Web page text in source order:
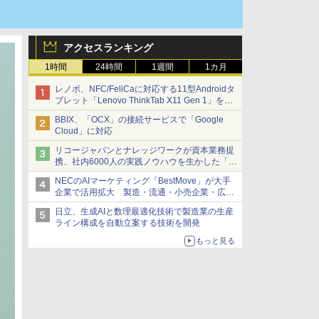
アクセスランキング
1時間 24時間 1週間 1カ月
レノボ、NFC/FeliCaに対応する11型Androidタ
ブレット「Lenovo ThinkTab X11 Gen 1」を発
売
BBIX、「OCX」の接続サービスで「Google
Cloud」に対応
リコージャパンとナレッジワークが資本業務提
携、社内6000人の実践ノウハウを生かした「AI
商談記録 for RICOH」を展開へ
NECのAIマーケティング「BestMove」が大手
企業で活用拡大 製造・流通・小売企業・広告
代理店などが実装フェーズへ
日立、生成AIと数理最適化技術で製造業の生産
ライン構成を自動立案する技術を開発
もっと見る